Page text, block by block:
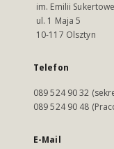
im. Emilii
ul. 1 Maja 5
10-117 Olsztyn
Telefon
089 524 90 32
089 524 90 48
E-Mail